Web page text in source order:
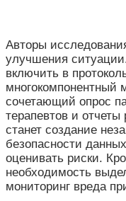
Авторы
улучшения
включить в
многокомпонентный
сочетающий опрос
терапевтов и
станет создание
безопасности
оценивать риски.
необходимость
мониторинг вреда